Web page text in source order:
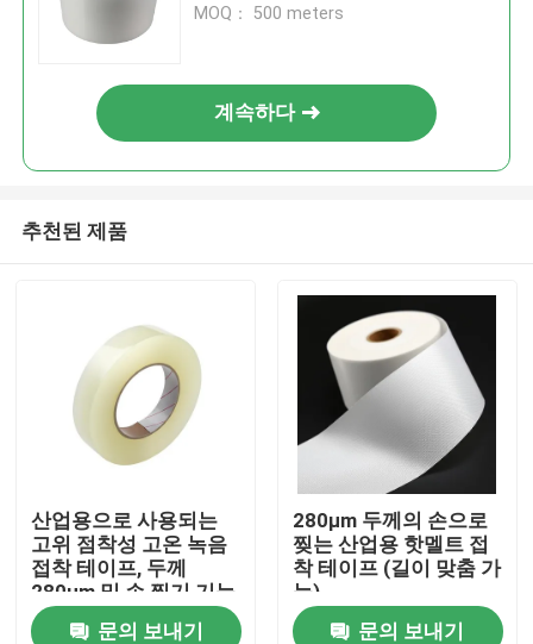
홈
Cool Dry Storage
MOQ： 500 meters
계속하다
추천된 제품
산업용으로 사용되는
고위 점착성 고온 녹음
접착 테이프, 두께
280μm 및 손 찢기 기능
문의 보내기
280μm 두께의 손으로
찢는 산업용 핫멜트 접
착 테이프 (길이 맞춤 가
능)
문의 보내기